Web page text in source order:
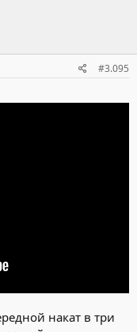
#3.095
накат в три